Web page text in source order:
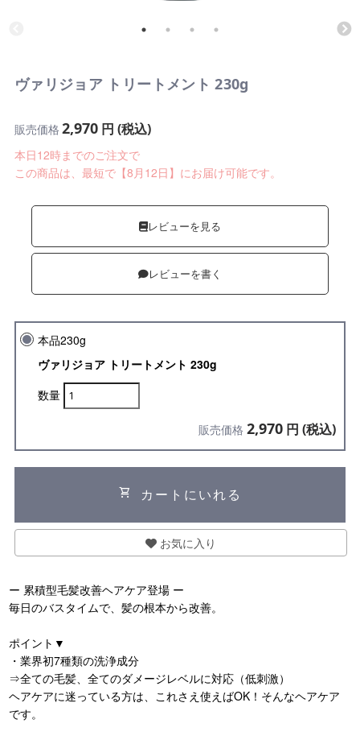
ヴァリジョア トリートメント 230g
販売価格 2,970円 (税込)
本日12時までのご注文で
この商品は、最短で【8月12日】にお届け可能です。
レビューを見る
レビューを書く
本品230g
ヴァリジョア トリートメント 230g
数量
販売価格 2,970 円 (税込)
shopping_cart カートにいれる
お気に入り
ー 累積型毛髪改善ヘアケア登場 ー
毎日のバスタイムで、髪の根本から改善。
ポイント▼
・業界初7種類の洗浄成分
⇒全ての毛髪、全てのダメージレベルに対応（低刺激）
ヘアケアに迷っている方は、これさえ使えばOK！そんなヘアケア
です。